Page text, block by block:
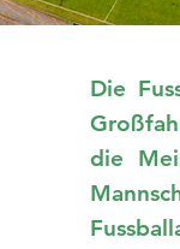
Die
die